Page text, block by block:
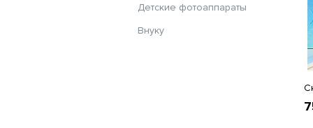
Детские фотоаппараты
Внуку